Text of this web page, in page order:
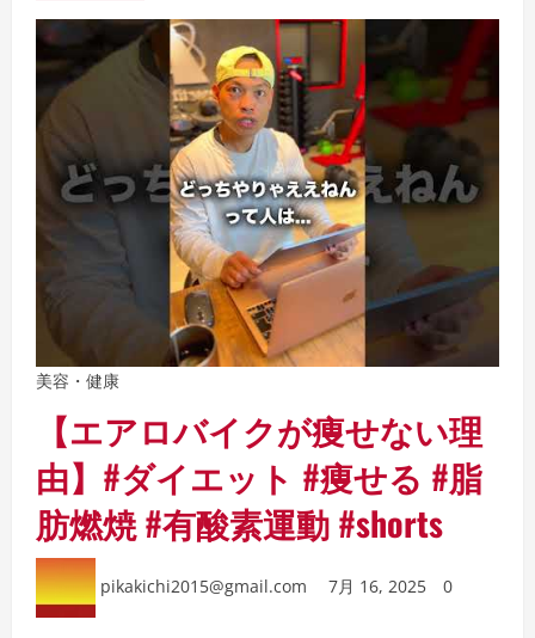
美容・健康
【エアロバイクが痩せない理
由】#ダイエット #痩せる #脂
肪燃焼 #有酸素運動 #shorts
pikakichi2015@gmail.com 7月 16, 2025 0